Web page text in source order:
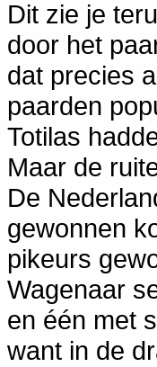
Dit zie je
door het
dat precies
paarden
Totilas
Maar de
De
gewonnen
pikeurs
Wagenaar
en één met
want in de